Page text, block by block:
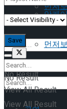
먼저
No Result
View All Result
앙케
먼저
No Result
View All Result